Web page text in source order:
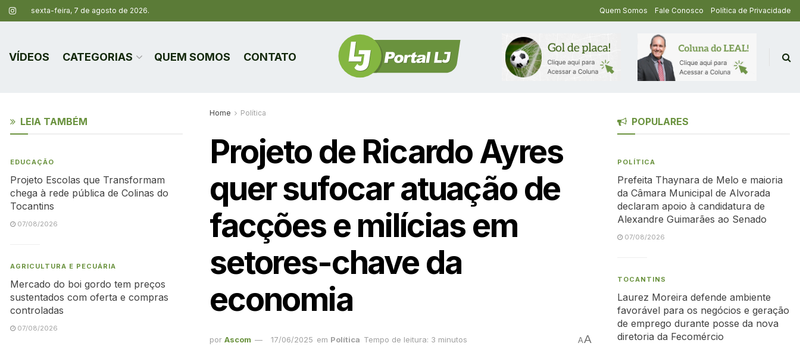
sexta-feira, 7 de agosto de 2026. Quem Somos Fale Conosco Política de Privacidade
VÍDEOS CATEGORIAS QUEM SOMOS CONTATO
Home Política
Projeto de Ricardo Ayres
quer sufocar atuação de
facções e milícias em
setores-chave da
economia
por Ascom 17/06/2025 em Política Tempo de leitura: 3 minutos AA
LEIA TAMBÉM
EDUCAÇÃO
Projeto Escolas que Transformam
chega à rede pública de Colinas do
Tocantins
07/08/2026
AGRICULTURA E PECUÁRIA
Mercado do boi gordo tem preços
sustentados com oferta e compras
controladas
07/08/2026
POPULARES
POLÍTICA
Prefeita Thaynara de Melo e maioria
da Câmara Municipal de Alvorada
declaram apoio à candidatura de
Alexandre Guimarães ao Senado
07/08/2026
TOCANTINS
Laurez Moreira defende ambiente
favorável para os negócios e geração
de emprego durante posse da nova
diretoria da Fecomércio